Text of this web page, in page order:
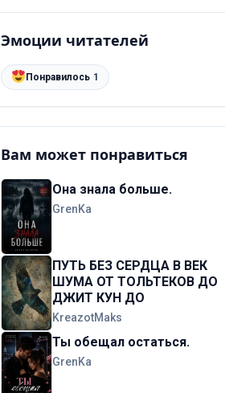
Эмоции читателей
Понравилось 1
Вам может понравиться
Она знала больше.
GrenKa
ПУТЬ БЕЗ СЕРДЦА В ВЕК
ШУМА ОТ ТОЛЬТЕКОВ ДО
ДЖИТ КУН ДО
KreazotMaks
Ты обещал остаться.
GrenKa